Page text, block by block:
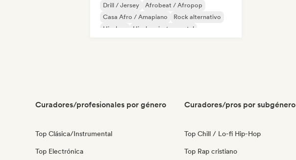
Drill / Jersey
Afrobeat / Afropop
Casa Afro / Amapiano
Rock alternativo
Hip-hop
Hip-hop instrumental
Curadores/profesionales por género
Top Clásica/Instrumental
Top Electrónica
Curadores/pros por subgénero
Top Chill / Lo-fi Hip-Hop
Top Rap cristiano